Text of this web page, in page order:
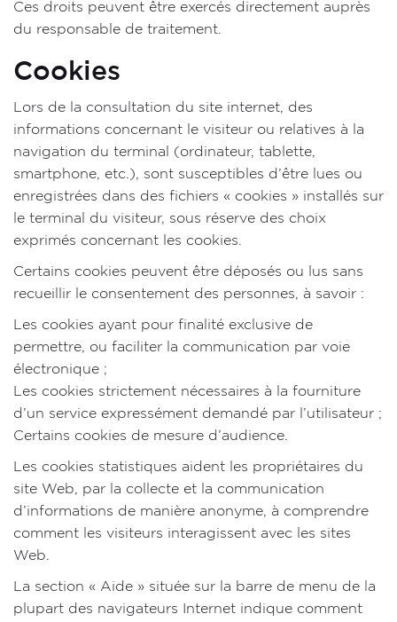
Ces droits peuvent être exercés directement auprès
du responsable de traitement.
Cookies
Lors de la consultation du site internet, des
informations concernant le visiteur ou relatives à la
navigation du terminal (ordinateur, tablette,
smartphone, etc.), sont susceptibles d’être lues ou
enregistrées dans des fichiers « cookies » installés sur
le terminal du visiteur, sous réserve des choix
exprimés concernant les cookies.
Certains cookies peuvent être déposés ou lus sans
recueillir le consentement des personnes, à savoir :
Les cookies ayant pour finalité exclusive de
permettre, ou faciliter la communication par voie
électronique ;
Les cookies strictement nécessaires à la fourniture
d’un service expressément demandé par l’utilisateur ;
Certains cookies de mesure d’audience.
Les cookies statistiques aident les propriétaires du
site Web, par la collecte et la communication
d’informations de manière anonyme, à comprendre
comment les visiteurs interagissent avec les sites
Web.
La section « Aide » située sur la barre de menu de la
plupart des navigateurs Internet indique comment